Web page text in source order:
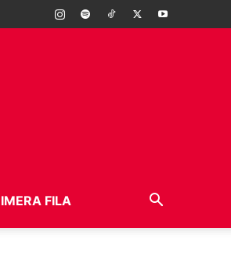
FILA